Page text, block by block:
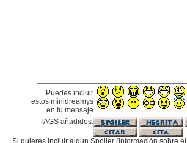
Puedes incluir
estos minidreamys
en tu mensaje
TAGS añadidos:
Si quieres incluir algún Spoiler (información sobre